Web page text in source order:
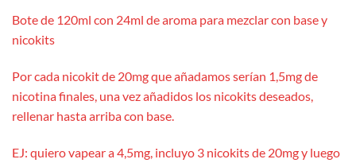
Bote de 120ml con 24ml de aroma para mezclar con base y
nicokits
Por cada nicokit de 20mg que añadamos serían 1,5mg de
nicotina finales, una vez añadidos los nicokits deseados,
rellenar hasta arriba con base.
EJ: quiero vapear a 4,5mg, incluyo 3 nicokits de 20mg y luego